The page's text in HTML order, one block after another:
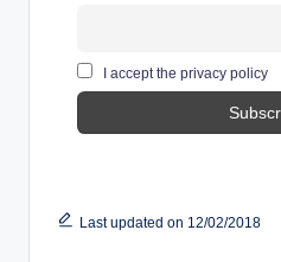
I accept the privacy policy
Last updated on 12/02/2018